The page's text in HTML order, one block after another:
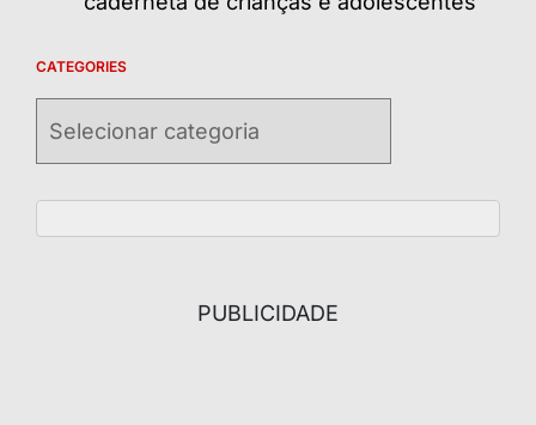
CATEGORIES
PUBLICIDADE